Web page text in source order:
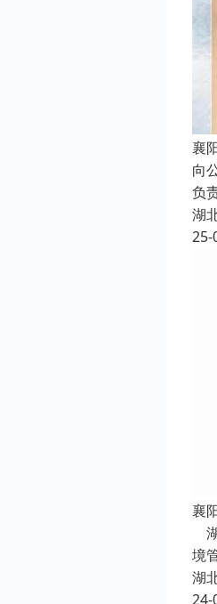
襄
向
负
湖
25-
襄
境
湖
24-